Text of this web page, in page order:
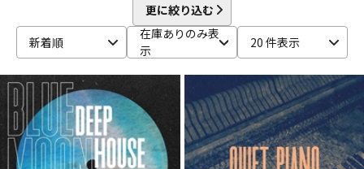
ベース ウクレレ
ドラム パーカッション
更に絞り込む
新着順
在庫ありのみ表
示
20 件表示